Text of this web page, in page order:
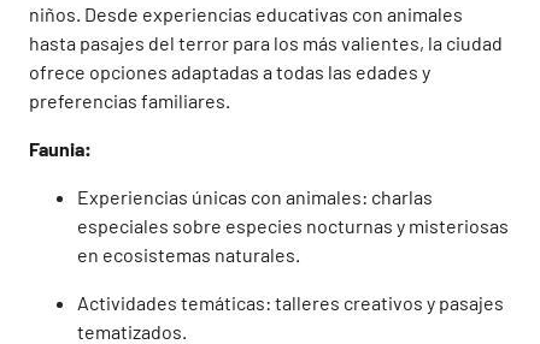
niños. Desde experiencias educativas con animales
hasta pasajes del terror para los más valientes, la ciudad
ofrece opciones adaptadas a todas las edades y
preferencias familiares.
Faunia:
Experiencias únicas con animales: charlas
especiales sobre especies nocturnas y misteriosas
en ecosistemas naturales.
Actividades temáticas: talleres creativos y pasajes
tematizados.